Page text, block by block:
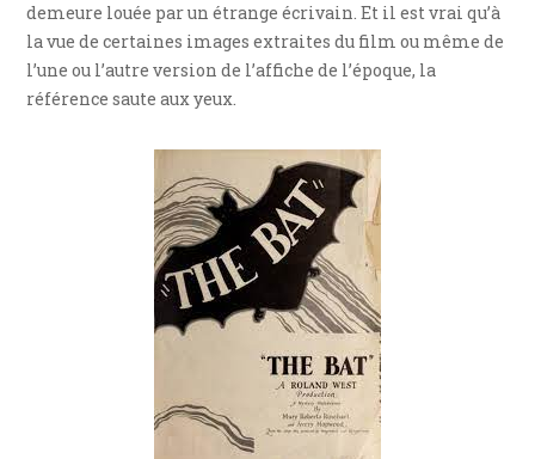
demeure louée par un étrange écrivain. Et il est vrai qu’à
la vue de certaines images extraites du film ou même de
l’une ou l’autre version de l’affiche de l’époque, la
référence saute aux yeux.